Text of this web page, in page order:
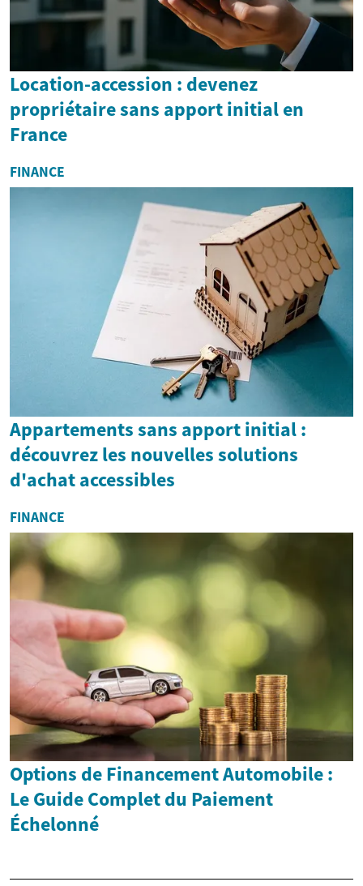
Location-accession : devenez
propriétaire sans apport initial en
France
FINANCE
Appartements sans apport initial :
découvrez les nouvelles solutions
d'achat accessibles
FINANCE
Options de Financement Automobile :
Le Guide Complet du Paiement
Échelonné